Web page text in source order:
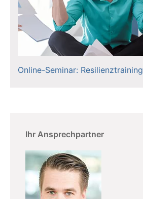
Online-Seminar: Resilienztraining
Ihr Ansprechpartner